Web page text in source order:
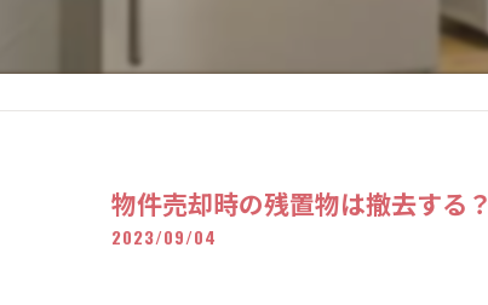
物件売却時の残置物は撤去する？
2023/09/04